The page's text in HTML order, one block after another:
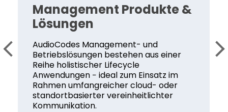
Management Produkte &
Lösungen
AudioCodes Management- und
Betriebslösungen bestehen aus einer
Reihe holistischer Lifecycle
Anwendungen − ideal zum Einsatz im
Rahmen umfangreicher cloud- oder
standortbasierter vereinheitlichter
Kommunikation.